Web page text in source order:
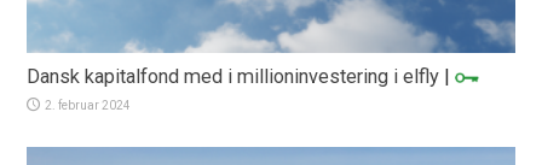
Dansk kapitalfond med i millioninvestering i elfly |
2. februar 2024